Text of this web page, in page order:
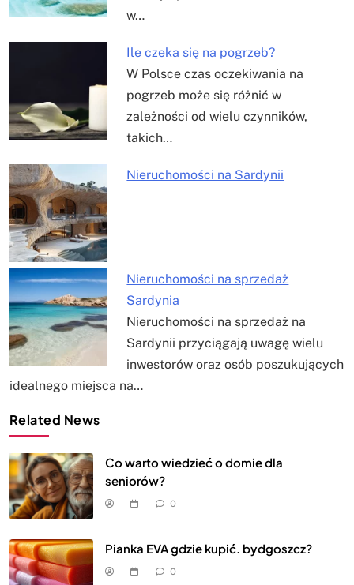
w…
Ile czeka się na pogrzeb?
W Polsce czas oczekiwania na
pogrzeb może się różnić w
zależności od wielu czynników,
takich…
Nieruchomości na Sardynii
Nieruchomości na sprzedaż
Sardynia
Nieruchomości na sprzedaż na
Sardynii przyciągają uwagę wielu
inwestorów oraz osób poszukujących
idealnego miejsca na…
Related News
Co warto wiedzieć o domie dla
seniorów?
0
Pianka EVA gdzie kupić. bydgoszcz?
0